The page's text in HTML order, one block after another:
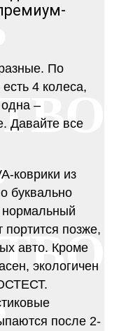
По
4 колеса,
–
Давайте все
коврики из
буквально
нормальный
портится позже,
авто. Кроме
экологичен
после 2-